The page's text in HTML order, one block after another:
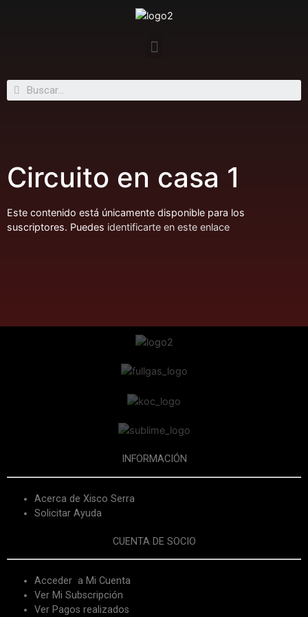
Circuito en casa 1
Este contenido está únicamente disponible para los
suscriptores. Puedes identificarte en este enlace
INFORMACIÓN
Acerca de Xisco Serra
Solicitar Ayuda
CUENTA DE SOCIO
Acceder a Mi Cuenta
Ver Mi Subscripción
Ver Pagos realizados